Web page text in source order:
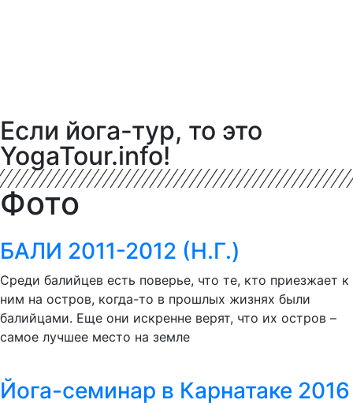
Если йога-тур, то это
YogaTour.info!
Фото
БАЛИ 2011-2012 (Н.Г.)
Среди балийцев есть поверье, что те, кто приезжает к
ним на остров, когда-то в прошлых жизнях были
балийцами. Еще они искренне верят, что их остров –
самое лучшее место на земле
Йога-семинар в Карнатаке 2016